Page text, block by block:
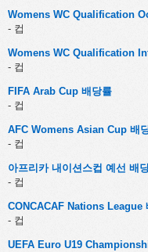
Womens WC Qualification
- 컵
Womens WC Qualification
- 컵
FIFA Arab Cup 배당률
- 컵
AFC Womens Asian Cup 배
- 컵
아프리카 내이션스컵 예선 배
- 컵
CONCACAF Nations League
- 컵
UEFA Euro U19